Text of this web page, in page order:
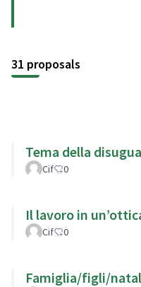
31 proposals
Tema della
Cif 0
Il lavoro in
Cif 0
Famiglia/figli/